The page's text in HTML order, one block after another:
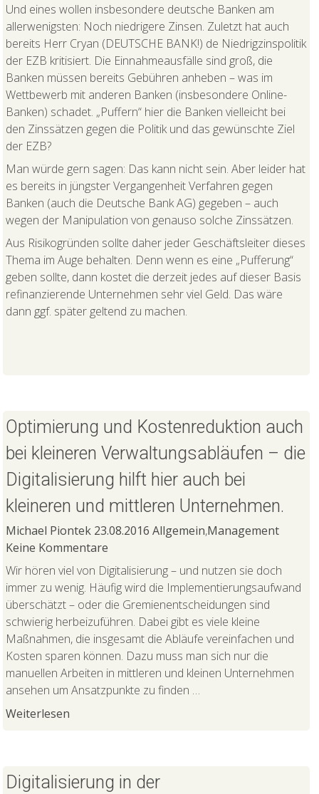
Und eines wollen insbesondere deutsche Banken am
allerwenigsten: Noch niedrigere Zinsen. Zuletzt hat auch
bereits Herr Cryan (DEUTSCHE BANK!) de Niedrigzinspolitik
der EZB kritisiert. Die Einnahmeausfälle sind groß, die
Banken müssen bereits Gebühren anheben – was im
Wettbewerb mit anderen Banken (insbesondere Online-
Banken) schadet. „Puffern“ hier die Banken vielleicht bei
den Zinssätzen gegen die Politik und das gewünschte Ziel
der EZB?
Man würde gern sagen: Das kann nicht sein. Aber leider hat
es bereits in jüngster Vergangenheit Verfahren gegen
Banken (auch die Deutsche Bank AG) gegeben – auch
wegen der Manipulation von genauso solche Zinssätzen.
Aus Risikogründen sollte daher jeder Geschäftsleiter dieses
Thema im Auge behalten. Denn wenn es eine „Pufferung“
geben sollte, dann kostet die derzeit jedes auf dieser Basis
refinanzierende Unternehmen sehr viel Geld. Das wäre
dann ggf. später geltend zu machen.
Optimierung und Kostenreduktion auch
bei kleineren Verwaltungsabläufen – die
Digitalisierung hilft hier auch bei
kleineren und mittleren Unternehmen.
Michael Piontek 23.08.2016 Allgemein,Management
Keine Kommentare
Wir hören viel von Digitalisierung – und nutzen sie doch
immer zu wenig. Häufig wird die Implementierungsaufwand
überschätzt – oder die Gremienentscheidungen sind
schwierig herbeizuführen. Dabei gibt es viele kleine
Maßnahmen, die insgesamt die Abläufe vereinfachen und
Kosten sparen können. Dazu muss man sich nur die
manuellen Arbeiten in mittleren und kleinen Unternehmen
ansehen um Ansatzpunkte zu finden …
Weiterlesen
Digitalisierung in der